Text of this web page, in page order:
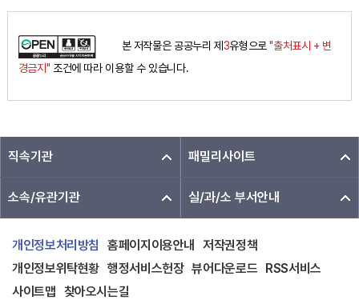
본 저작물은 공공누리 제 3유형으로"출처표시 + 변
경금지" 조건에 따라 이용할 수 있습니다.
직속기관 패밀리사이트
소속/유관기관 실/과/소 부서안내
개인정보처리방침 홈페이지이용안내
저작권정책
개인정보위탁현황 행정서비스헌장 뷰어다운로드 RSS서비스
사이트맵 찾아오시는길